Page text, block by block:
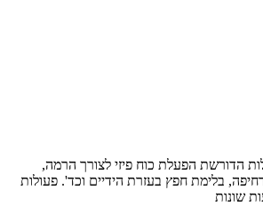
הדורשת הפעלת כוח פיזי לצורך הרמה,
בלימת חפץ בעזרת הידיים וכד'. פעולות
שונות